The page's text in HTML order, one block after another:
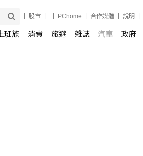
股市 PChome 合作媒體 說明
上班族 消費 旅遊 雜誌 汽車 政府